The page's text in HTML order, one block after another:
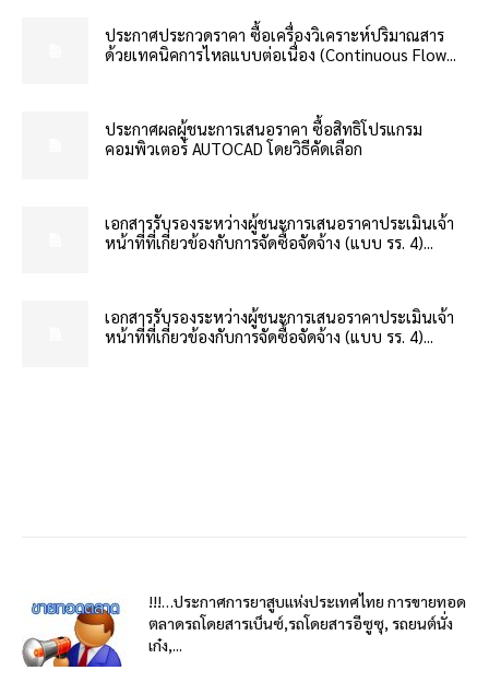
ประกาศประกวดราคา ซื้อเครื่องวิเคราะห์ปริมาณสาร
ด้วยเทคนิคการไหลแบบต่อเนื่อง (Continuous Flow...
ประกาศผลผู้ชนะการเสนอราคา ซื้อสิทธิโปรแกรม
คอมพิวเตอร์ AUTOCAD โดยวิธีคัดเลือก
เอกสารรับรองระหว่างผู้ชนะการเสนอราคาประเมินเจ้า
หน้าที่ที่เกี่ยวข้องกับการจัดซื้อจัดจ้าง (แบบ รร. 4)...
เอกสารรับรองระหว่างผู้ชนะการเสนอราคาประเมินเจ้า
หน้าที่ที่เกี่ยวข้องกับการจัดซื้อจัดจ้าง (แบบ รร. 4)...
!!!…ประกาศการยาสูบแห่งประเทศไทย การขายทอด
ตลาดรถโดยสารเบ็นซ์,รถโดยสารอีซูซุ, รถยนต์นั่ง
เก๋ง,...